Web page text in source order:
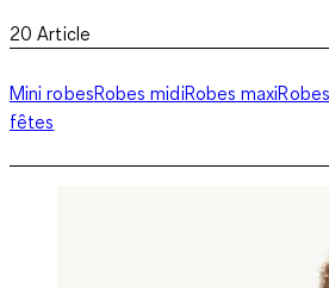
20 Article
Mini robesRobes midiRobes maxi
fêtes